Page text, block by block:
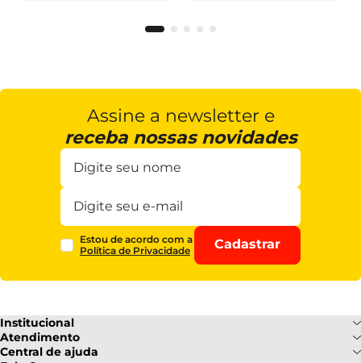
Assine a newsletter e
receba nossas novidades
Estou de acordo com a
Política de Privacidade
Cadastrar
Institucional
Sobre Nós
Atendimento
Formas de pagamento
Central de ajuda